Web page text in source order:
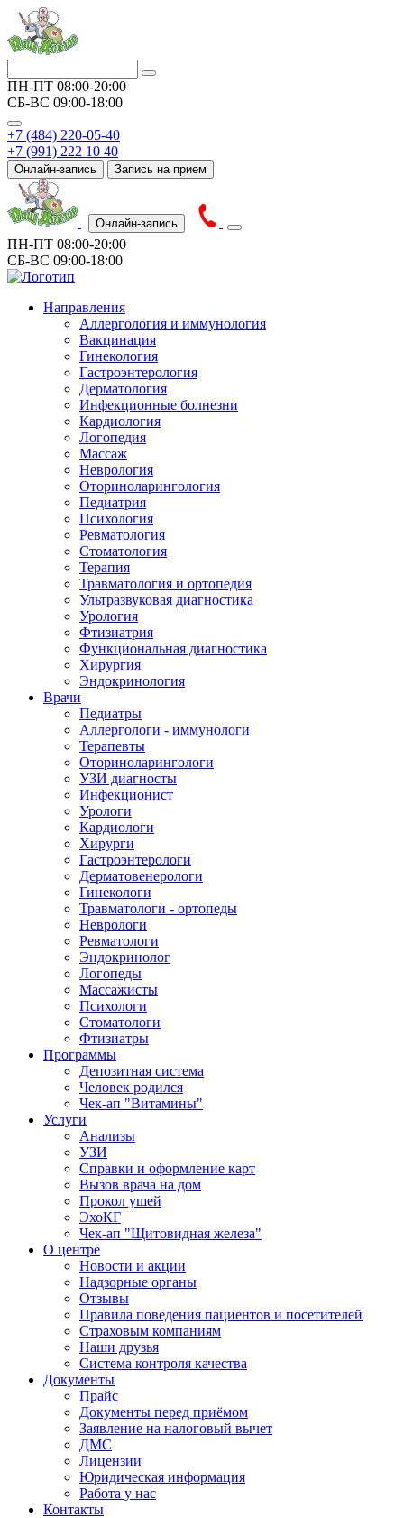
ПН-ПТ 08:00-20:00
СБ-ВС 09:00-18:00
+7 (484) 220-05-40
+7 (991) 222 10 40
Онлайн-запись Запись на прием
Онлайн-запись
ПН-ПТ 08:00-20:00
СБ-ВС 09:00-18:00
Направления
Аллергология и иммунология
Вакцинация
Гинекология
Гастроэнтерология
Дерматология
Инфекционные болнезни
Кардиология
Логопедия
Массаж
Неврология
Оториноларингология
Педиатрия
Психология
Ревматология
Стоматология
Терапия
Травматология и ортопедия
Ультразвуковая диагностика
Урология
Фтизиатрия
Функциональная диагностика
Хирургия
Эндокринология
Врачи
Педиатры
Аллергологи - иммунологи
Терапевты
Оториноларингологи
УЗИ диагносты
Инфекционист
Урологи
Кардиологи
Хирурги
Гастроэнтерологи
Дерматовенерологи
Гинекологи
Травматологи - ортопеды
Неврологи
Ревматологи
Эндокринолог
Логопеды
Массажисты
Психологи
Стоматологи
Фтизиатры
Программы
Депозитная система
Человек родился
Чек-ап "Витамины"
Услуги
Анализы
УЗИ
Справки и оформление карт
Вызов врача на дом
Прокол ушей
ЭхоКГ
Чек-ап "Щитовидная железа"
О центре
Новости и акции
Надзорные органы
Отзывы
Правила поведения пациентов и посетителей
Страховым компаниям
Наши друзья
Система контроля качества
Документы
Прайс
Документы перед приёмом
Заявление на налоговый вычет
ДМС
Лицензии
Юридическая информация
Работа у нас
Контакты